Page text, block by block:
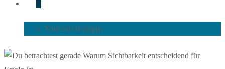
Your cart is empty.